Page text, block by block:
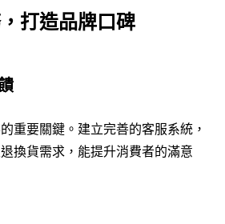
打造品牌口碑
重要關鍵。建立完善的客服系統，
換貨需求，能提升消費者的滿意